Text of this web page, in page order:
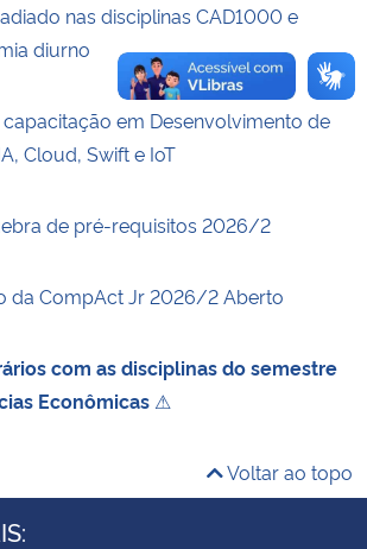
nas disciplinas CAD1000 e
diurno
em Desenvolvimento de
Cloud, Swift e IoT
de pré-requisitos 2026/2
da CompAct Jr 2026/2 Aberto
com as disciplinas do semestre
Econômicas ⚠
Voltar ao topo